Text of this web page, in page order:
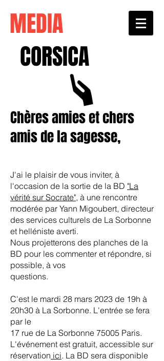
MEDIA
CORSICA
Chères amies et chers
amis de la sagesse,
J'ai le plaisir de vous inviter, à
l'occasion de la sortie de la BD "La
vérité sur Socrate", à une rencontre
modérée par Yann Migoubert, directeur
des services culturels de La Sorbonne
et helléniste averti.
Nous projetterons des planches de la
BD pour les commenter et répondre, si
possible, à vos
questions.
C'est le mardi 28 mars 2023 de 19h à
20h30 à La Sorbonne. L'entrée se fera
par le
17 rue de La Sorbonne 75005 Paris.
L'événement est gratuit, accessible sur
réservation ici. La BD sera disponible